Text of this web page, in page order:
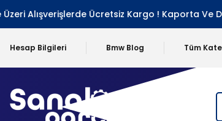
Alışverişlerde Ücretsiz Kargo ! Kaporta Ve Dış
Hesap Bilgileri Bmw Blog Tüm